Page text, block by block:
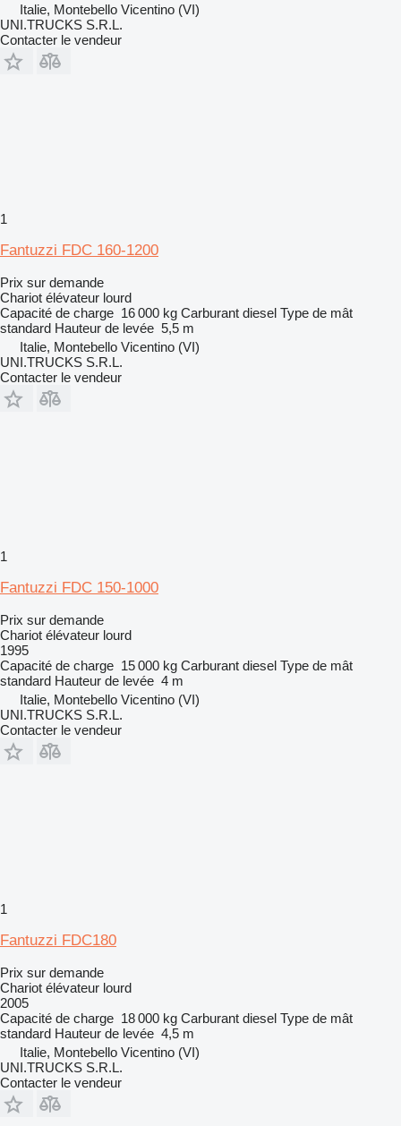
Italie, Montebello Vicentino (VI)
UNI.TRUCKS S.R.L.
Contacter le vendeur
1
Fantuzzi FDC 160-1200
Prix sur demande
Chariot élévateur lourd
Capacité de charge 16 000 kg Carburant diesel Type de mât
standard Hauteur de levée 5,5 m
Italie, Montebello Vicentino (VI)
UNI.TRUCKS S.R.L.
Contacter le vendeur
1
Fantuzzi FDC 150-1000
Prix sur demande
Chariot élévateur lourd
1995
Capacité de charge 15 000 kg Carburant diesel Type de mât
standard Hauteur de levée 4 m
Italie, Montebello Vicentino (VI)
UNI.TRUCKS S.R.L.
Contacter le vendeur
1
Fantuzzi FDC180
Prix sur demande
Chariot élévateur lourd
2005
Capacité de charge 18 000 kg Carburant diesel Type de mât
standard Hauteur de levée 4,5 m
Italie, Montebello Vicentino (VI)
UNI.TRUCKS S.R.L.
Contacter le vendeur